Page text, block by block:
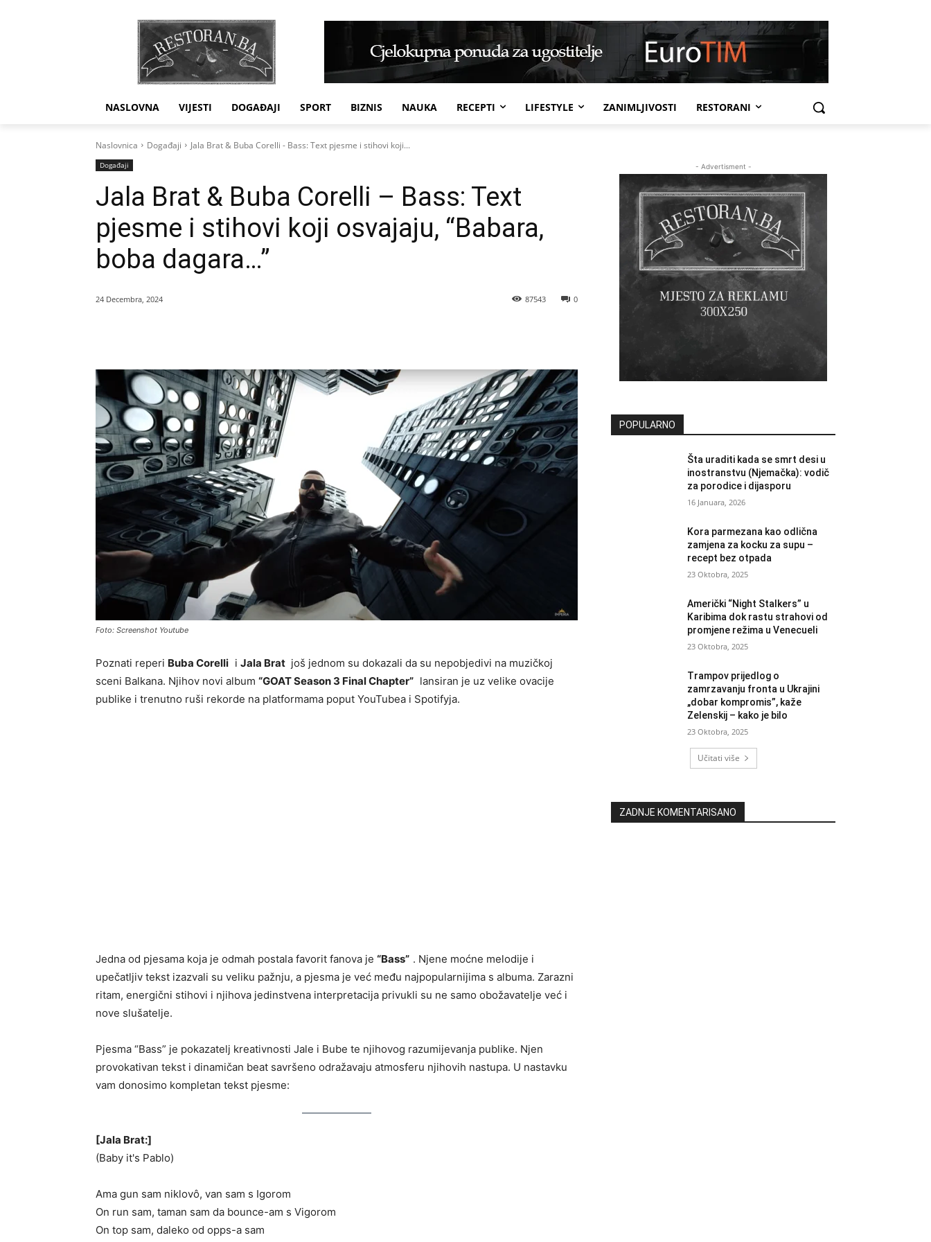
NASLOVNA VIJESTI DOGAĐAJI SPORT BIZNIS NAUKA RECEPTI LIFESTYLE ZANIMLJIVOSTI RESTORANI
Naslovnica Događaji Jala Brat & Buba Corelli - Bass: Text pjesme i stihovi koji...
Događaji
Jala Brat & Buba Corelli – Bass: Text
pjesme i stihovi koji osvajaju, “Babara,
boba dagara…”
24 Decembra, 2024 0
87543
Foto: Screenshot Youtube
Poznati reperi Buba Corelli i Jala Brat još jednom su dokazali da su nepobjedivi na muzičkoj
sceni Balkana. Njihov novi album “GOAT Season 3 Final Chapter” lansiran je uz velike ovacije
publike i trenutno ruši rekorde na platformama poput YouTubea i Spotifyja.
Jedna od pjesama koja je odmah postala favorit fanova je “Bass” . Njene moćne melodije i
upečatljiv tekst izazvali su veliku pažnju, a pjesma je već među najpopularnijima s albuma. Zarazni
ritam, energični stihovi i njihova jedinstvena interpretacija privukli su ne samo obožavatelje već i
nove slušatelje.
Pjesma “Bass” je pokazatelj kreativnosti Jale i Bube te njihovog razumijevanja publike. Njen
provokativan tekst i dinamičan beat savršeno odražavaju atmosferu njihovih nastupa. U nastavku
vam donosimo kompletan tekst pjesme:
[Jala Brat:]
(Baby it's Pablo)
Ama gun sam niklovô, van sam s Igorom
On run sam, taman sam da bounce-am s Vigorom
On top sam, daleko od opps-a sam
- Advertisment -
POPULARNO
Šta uraditi kada se smrt desi u
inostranstvu (Njemačka): vodič
za porodice i dijasporu
16 Januara, 2026
Kora parmezana kao odlična
zamjena za kocku za supu –
recept bez otpada
23 Oktobra, 2025
Američki “Night Stalkers” u
Karibima dok rastu strahovi od
promjene režima u Venecueli
23 Oktobra, 2025
Trampov prijedlog o
zamrzavanju fronta u Ukrajini
„dobar kompromis”, kaže
Zelenskij – kako je bilo
23 Oktobra, 2025
Učitati više
ZADNJE KOMENTARISANO